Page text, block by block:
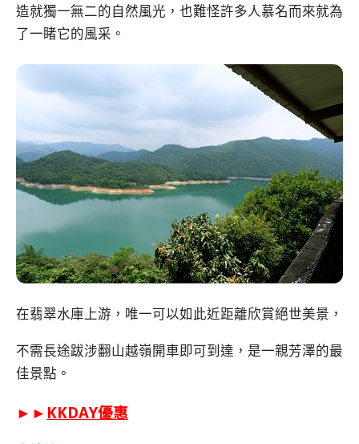
造就獨一無二的自然風光，也難怪許多人慕名而來就為
了一睹它的風采。
在翡翠水庫上游，唯一可以如此近距離欣賞絕世美景，
不需長途跋涉翻山越嶺開車即可到達，是一親芳澤的最
佳景點。
►► KKDAY優惠